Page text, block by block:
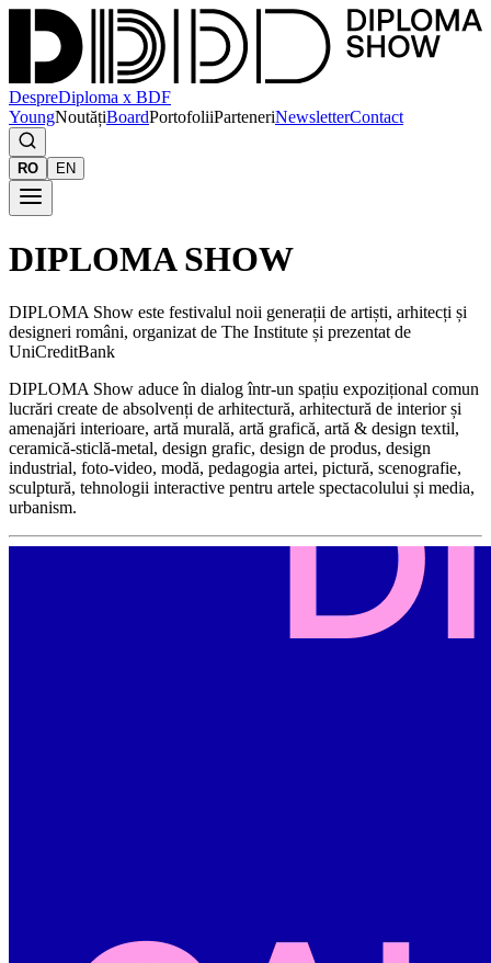
DespreDiploma x BDF
YoungNoutățiBoardPortofoliiParteneriNewsletterContact
RO EN
DIPLOMA SHOW
DIPLOMA Show este festivalul noii generații de artiști, arhitecți și
designeri români, organizat de The Institute și prezentat de
UniCreditBank
DIPLOMA Show aduce în dialog într-un spațiu expozițional comun
lucrări create de absolvenți de arhitectură, arhitectură de interior și
amenajări interioare, artă murală, artă grafică, artă & design textil,
ceramică-sticlă-metal, design grafic, design de produs, design
industrial, foto-video, modă, pedagogia artei, pictură, scenografie,
sculptură, tehnologii interactive pentru artele spectacolului și media,
urbanism.